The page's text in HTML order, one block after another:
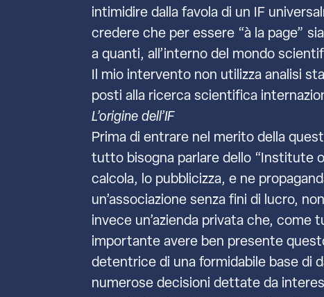
intimidire dalla favola di un IF
credere che per essere “à la page”
a quanti, all’interno del mondo
Il mio intervento non utilizza analisi
posti alla ricerca scientifica
L’origine dell’IF
Prima di entrare nel merito della
tutto bisogna parlare dello “Institute
calcola, lo pubblicizza, e ne
un’associazione senza fini di lucro,
invece un’azienda privata che,
importante avere ben presente
detentrice di una formidabile base di
numerose decisioni dettate da